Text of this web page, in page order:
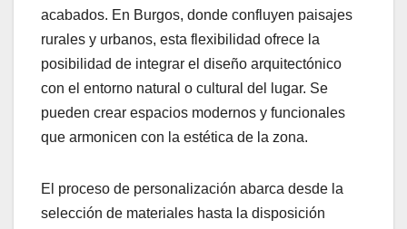
acabados. En Burgos, donde confluyen paisajes
rurales y urbanos, esta flexibilidad ofrece la
posibilidad de integrar el diseño arquitectónico
con el entorno natural o cultural del lugar. Se
pueden crear espacios modernos y funcionales
que armonicen con la estética de la zona.
El proceso de personalización abarca desde la
selección de materiales hasta la disposición